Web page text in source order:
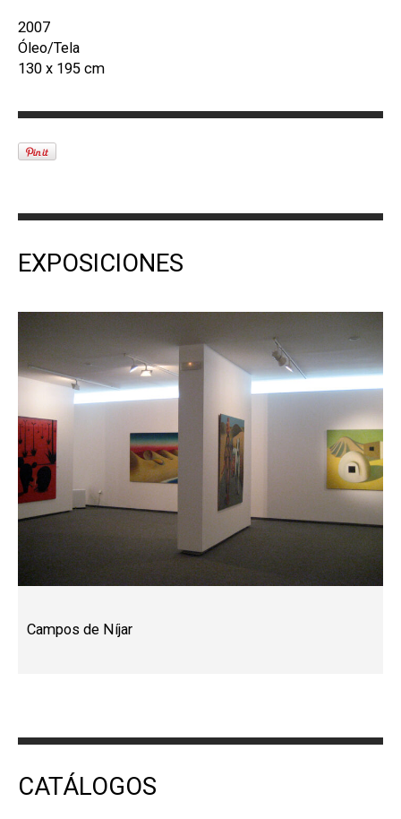
2007
Óleo/Tela
130 x 195 cm
EXPOSICIONES
Campos de Níjar
CATÁLOGOS